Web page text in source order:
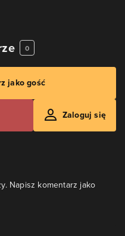
0
jako gość
Zaloguj się
Napisz komentarz jako